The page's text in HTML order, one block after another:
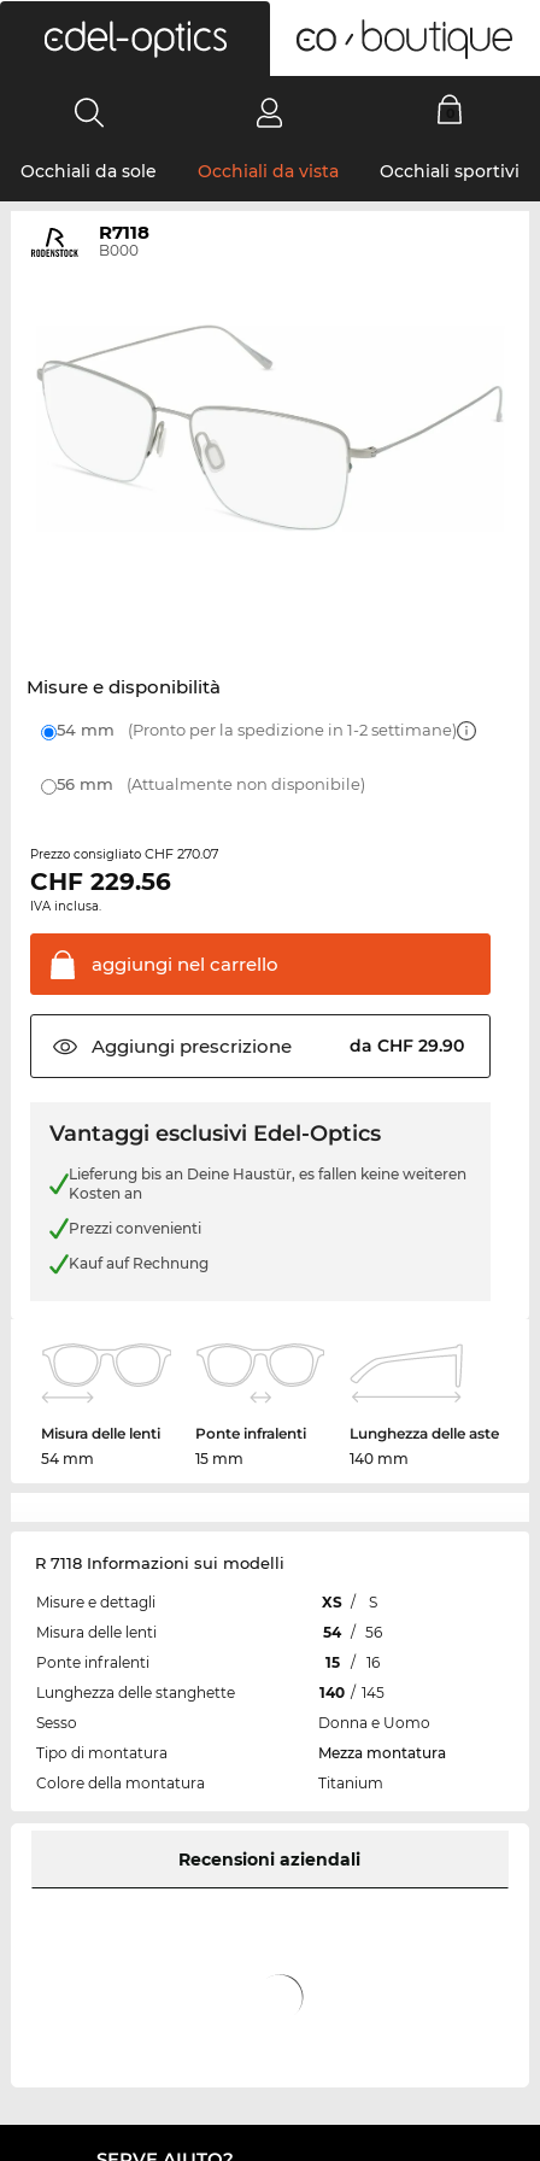
Occhiali da sole Occhiali da vista Occhiali sportivi
R7118
B000
Misure e disponibilità
54 mm (Pronto per la spedizione in 1-2 settimane)
56 mm (Attualmente non disponibile)
Prezzo consigliato CHF 270.07
CHF 229.56
IVA inclusa.
aggiungi nel carrello
Aggiungi prescrizione da CHF 29.90
Vantaggi esclusivi Edel-Optics
Lieferung bis an Deine Haustür, es fallen keine weiteren
Kosten an
Prezzi convenienti
Kauf auf Rechnung
Misura delle lenti
54 mm
Ponte infralenti
15 mm
Lunghezza delle aste
140 mm
R 7118 Informazioni sui modelli
Misure e dettagli XS /
S
Misura delle lenti
54 / 56
Ponte infralenti
15 /
16
Lunghezza delle stanghette
140 / 145
Sesso
Donna e Uomo
Tipo di montatura
Mezza montatura
Colore della montatura
Titanium
Recensioni aziendali